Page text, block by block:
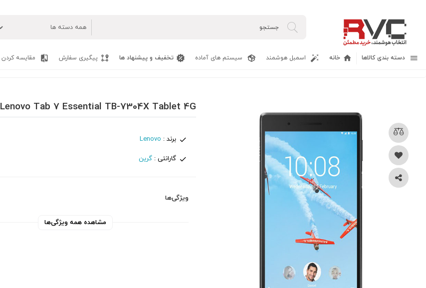
دسته بندی کالاها خانه اسمبل هوشمند سیستم های آماده تخفیف و پیشنهاد ها پیگیری سفارش مقایسه کردن
Lenovo Tab 7 Essential TB-7304X Tablet 4G
برند : Lenovo
گارانتی : گرین
ویژگی‌ها
مشاهده همه ویژگی‌ها